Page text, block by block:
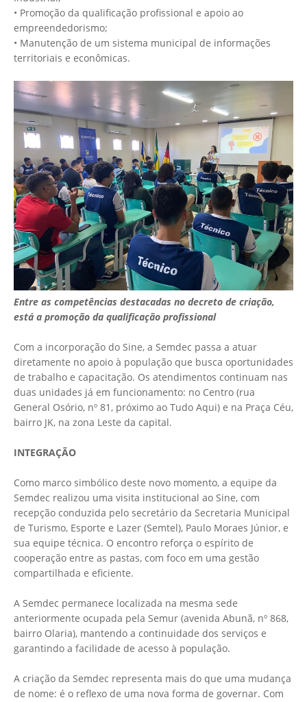
• Promoção da qualificação profissional e apoio ao
empreendedorismo;
• Manutenção de um sistema municipal de informações
territoriais e econômicas.
Entre as competências destacadas no decreto de criação,
está a promoção da qualificação profissional
Com a incorporação do Sine, a Semdec passa a atuar
diretamente no apoio à população que busca oportunidades
de trabalho e capacitação. Os atendimentos continuam nas
duas unidades já em funcionamento: no Centro (rua
General Osório, nº 81, próximo ao Tudo Aqui) e na Praça Céu,
bairro JK, na zona Leste da capital.
INTEGRAÇÃO
Como marco simbólico deste novo momento, a equipe da
Semdec realizou uma visita institucional ao Sine, com
recepção conduzida pelo secretário da Secretaria Municipal
de Turismo, Esporte e Lazer (Semtel), Paulo Moraes Júnior, e
sua equipe técnica. O encontro reforça o espírito de
cooperação entre as pastas, com foco em uma gestão
compartilhada e eficiente.
A Semdec permanece localizada na mesma sede
anteriormente ocupada pela Semur (avenida Abunã, nº 868,
bairro Olaria), mantendo a continuidade dos serviços e
garantindo a facilidade de acesso à população.
A criação da Semdec representa mais do que uma mudança
de nome: é o reflexo de uma nova forma de governar. Com